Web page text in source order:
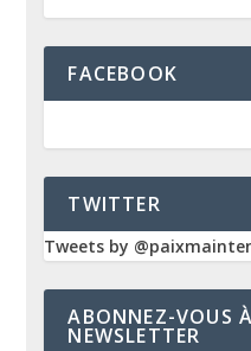
FACEBOOK
TWITTER
Tweets by
ABONNEZ-VOUS
NEWSLETTER